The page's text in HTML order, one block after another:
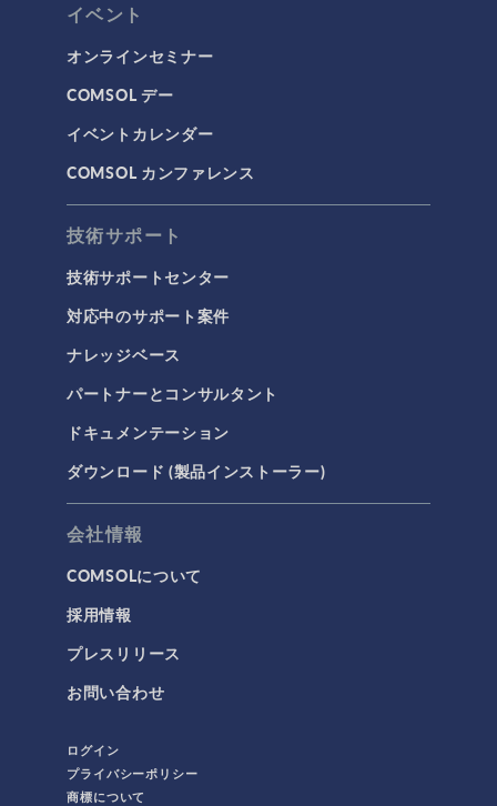
イベント
オンラインセミナー
COMSOL デー
イベントカレンダー
COMSOL カンファレンス
技術サポート
技術サポートセンター
対応中のサポート案件
ナレッジベース
パートナーとコンサルタント
ドキュメンテーション
ダウンロード (製品インストーラー)
会社情報
COMSOLについて
採用情報
プレスリリース
お問い合わせ
ログイン
プライバシーポリシー
商標について